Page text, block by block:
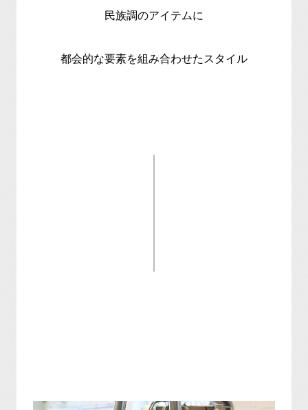
民族調のアイテムに
都会的な要素を組み合わせたスタイル